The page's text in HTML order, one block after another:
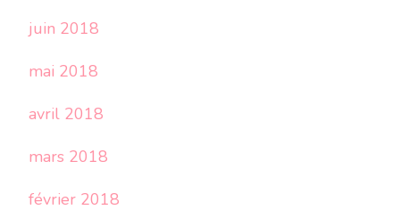
juin 2018
mai 2018
avril 2018
mars 2018
février 2018